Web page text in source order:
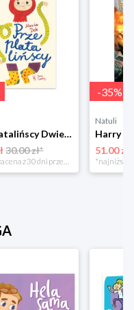
Przeplatalińscy Dwie siostry
30.00 zł*
*najniższa cena z 30 dni przed obniżką
-35%
Natuli
51.00 zł